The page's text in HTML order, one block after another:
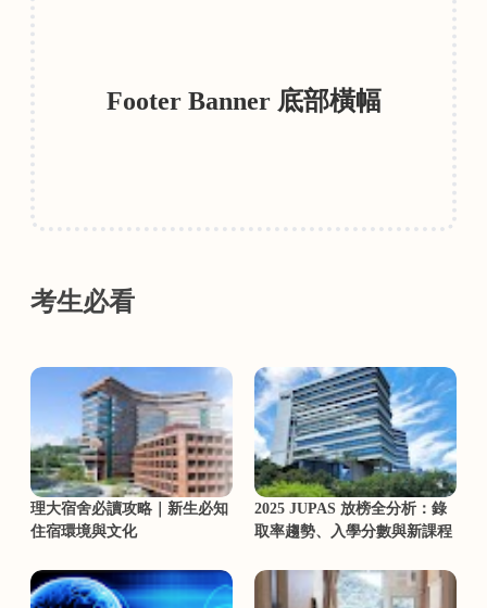
Footer Banner 底部橫幅
考生必看
理大宿舍必讀攻略｜新生必知
住宿環境與文化
2025 JUPAS 放榜全分析：錄
取率趨勢、入學分數與新課程